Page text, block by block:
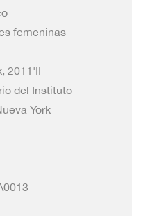
femeninas
2011'II
del Instituto
York